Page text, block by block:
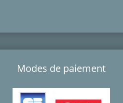
Modes de paiement